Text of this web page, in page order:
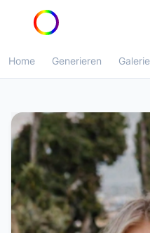
Home Generieren Galerie